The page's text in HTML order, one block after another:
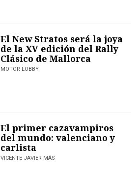
El New Stratos será la joya
de la XV edición del Rally
Clásico de Mallorca
MOTOR LOBBY
El primer cazavampiros
del mundo: valenciano y
carlista
VICENTE JAVIER MÁS